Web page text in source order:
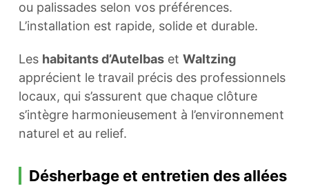
ou palissades selon vos préférences.
L’installation est rapide, solide et durable.
Les habitants d’Autelbaset Waltzing
apprécient le travail précis des professionnels
locaux, qui s’assurent que chaque clôture
s’intègre harmonieusement à l’environnement
naturel et au relief.
Désherbage et entretien des allées